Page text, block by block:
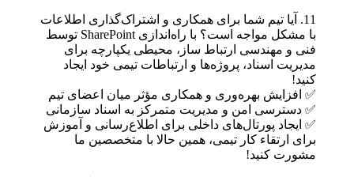
11. آیا تیم شما برای همکاری و اشتراک‌گذاری اطلاعات
با مشکل مواجه است؟ با راه‌اندازی SharePoint توسط
فنی و مهندسی ارتباط ساز، محیطی یکپارچه برای
مدیریت اسناد، پروژه‌ها و ارتباطات تیمی خود ایجاد
کنید!
✅ افزایش بهره‌وری و همکاری مؤثر میان اعضای تیم
✅ دسترسی امن و مدیریت متمرکز به اسناد سازمانی
✅ ایجاد پورتال‌های داخلی برای اطلاع‌رسانی و آموزش
برای ارتقاء کار تیمی، همین حالا با متخصصین ما
مشورت کنید!